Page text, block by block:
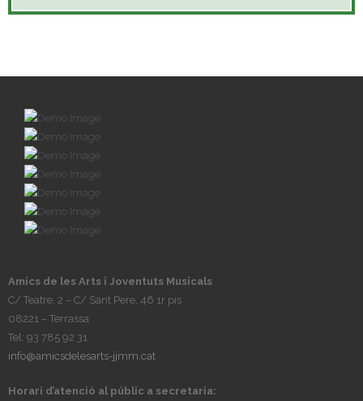
Amics de les Arts i Joventuts Musicals
C/ Teatre, 2 – C/ Sant Pere, 46 1r pis
08221 – Terrassa
Tel: 93 785 92 31
info@amicsdelesarts-jjmm.cat
Horari d’atenció al públic a secretaria: